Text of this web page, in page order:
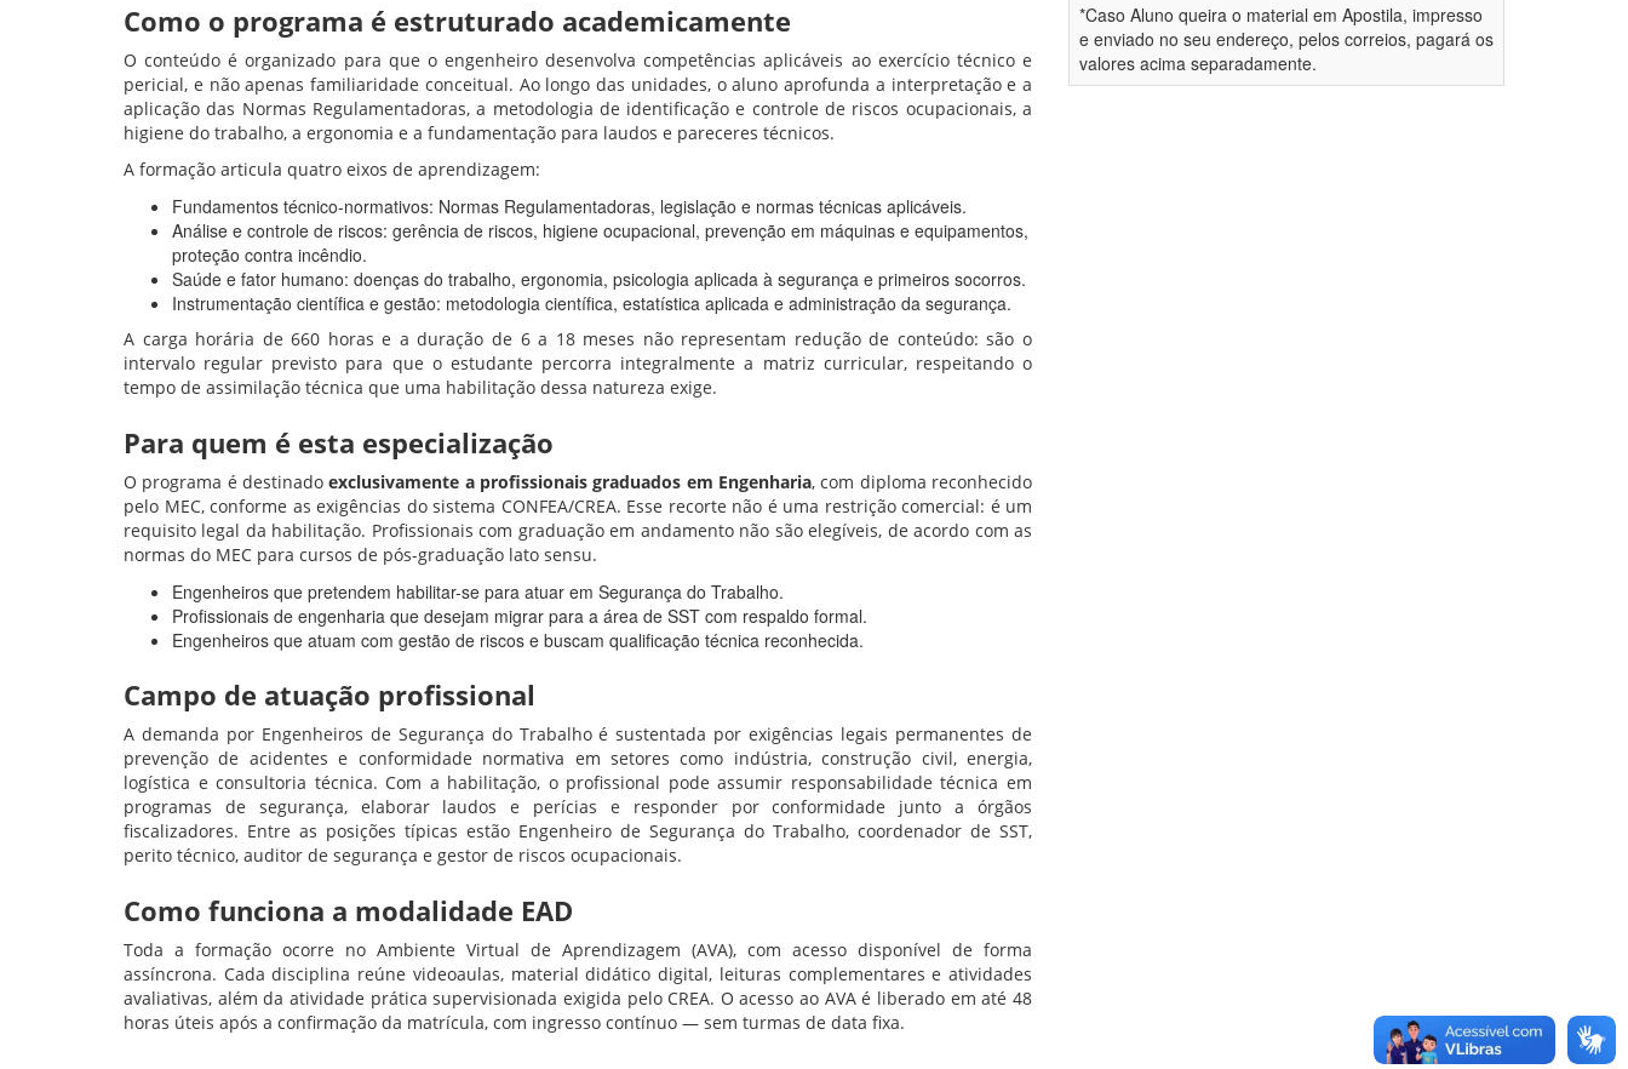
Como o programa é estruturado academicamente
O conteúdo é organizado para que o engenheiro desenvolva competências aplicáveis ao exercício técnico e
pericial, e não apenas familiaridade conceitual. Ao longo das unidades, o aluno aprofunda a interpretação e a
aplicação das Normas Regulamentadoras, a metodologia de identificação e controle de riscos ocupacionais, a
higiene do trabalho, a ergonomia e a fundamentação para laudos e pareceres técnicos.
A formação articula quatro eixos de aprendizagem:
Fundamentos técnico-normativos: Normas Regulamentadoras, legislação e normas técnicas aplicáveis.
Análise e controle de riscos: gerência de riscos, higiene ocupacional, prevenção em máquinas e equipamentos,
proteção contra incêndio.
Saúde e fator humano: doenças do trabalho, ergonomia, psicologia aplicada à segurança e primeiros socorros.
Instrumentação científica e gestão: metodologia científica, estatística aplicada e administração da segurança.
A carga horária de 660 horas e a duração de 6 a 18 meses não representam redução de conteúdo: são o
intervalo regular previsto para que o estudante percorra integralmente a matriz curricular, respeitando o
tempo de assimilação técnica que uma habilitação dessa natureza exige.
Para quem é esta especialização
O programa é destinadoexclusivamente a profissionais graduados em Engenharia, com diploma reconhecido
pelo MEC, conforme as exigências do sistema CONFEA/CREA. Esse recorte não é uma restrição comercial: é um
requisito legal da habilitação. Profissionais com graduação em andamento não são elegíveis, de acordo com as
normas do MEC para cursos de pós-graduação lato sensu.
Engenheiros que pretendem habilitar-se para atuar em Segurança do Trabalho.
Profissionais de engenharia que desejam migrar para a área de SST com respaldo formal.
Engenheiros que atuam com gestão de riscos e buscam qualificação técnica reconhecida.
Campo de atuação profissional
A demanda por Engenheiros de Segurança do Trabalho é sustentada por exigências legais permanentes de
prevenção de acidentes e conformidade normativa em setores como indústria, construção civil, energia,
logística e consultoria técnica. Com a habilitação, o profissional pode assumir responsabilidade técnica em
programas de segurança, elaborar laudos e perícias e responder por conformidade junto a órgãos
fiscalizadores. Entre as posições típicas estão Engenheiro de Segurança do Trabalho, coordenador de SST,
perito técnico, auditor de segurança e gestor de riscos ocupacionais.
Como funciona a modalidade EAD
Toda a formação ocorre no Ambiente Virtual de Aprendizagem (AVA), com acesso disponível de forma
assíncrona. Cada disciplina reúne videoaulas, material didático digital, leituras complementares e atividades
avaliativas, além da atividade prática supervisionada exigida pelo CREA. O acesso ao AVA é liberado em até 48
horas úteis após a confirmação da matrícula, com ingresso contínuo — sem turmas de data fixa.
*Caso Aluno queira o material em Apostila, impresso
e enviado no seu endereço, pelos correios, pagará os
valores acima separadamente.